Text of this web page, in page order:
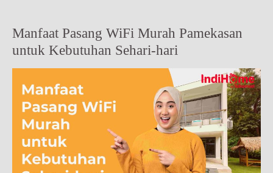
Manfaat Pasang WiFi Murah Pamekasan
untuk Kebutuhan Sehari-hari